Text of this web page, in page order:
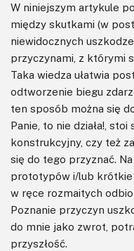
W niniejszym artykule
między skutkami (w
niewidocznych
przyczynami, z którymi
Taka wiedza ułatwia
odtworzenie biegu
ten sposób można się
Panie, to nie działa!,
konstrukcyjny, czy też
się do tego przyznać.
prototypów i/lub
w ręce rozmaitych
Poznanie przyczyn
do mnie jako zwrot,
przyszłość.